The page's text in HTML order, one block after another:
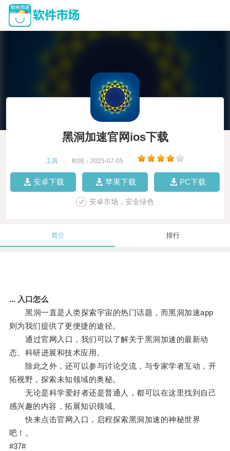
黑洞加速官网ios下载
工具 时间：2025-07-05
安卓下载 苹果下载 PC下载
安卓市场，安全绿色
简介 排行
... 入口怎么
黑洞一直是人类探索宇宙的热门话题，而黑洞加速app
则为我们提供了更便捷的途径。
通过官网入口，我们可以了解关于黑洞加速的最新动
态、科研进展和技术应用。
除此之外，还可以参与讨论交流，与专家学者互动，开
拓视野，探索未知领域的奥秘。
无论是科学爱好者还是普通人，都可以在这里找到自己
感兴趣的内容，拓展知识领域。
快来点击官网入口，启程探索黑洞加速的神秘世界
吧！。
#37#